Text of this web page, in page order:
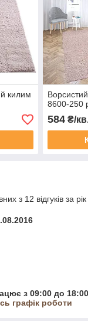
килим
8600-250
584₴/
з 12 відгуків за рік
з 09:00 до 18:00
графік роботи